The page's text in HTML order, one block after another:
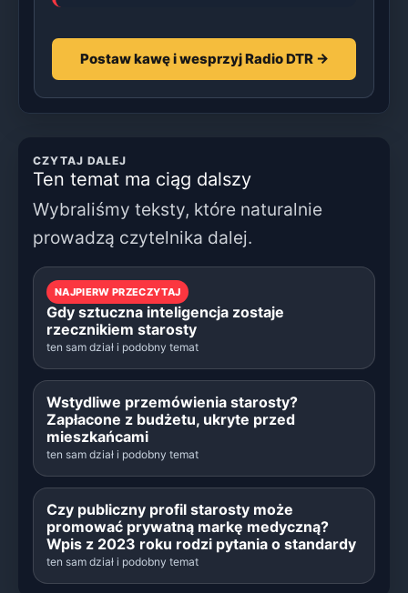
Postaw kawę i wesprzyj Radio DTR →
CZYTAJ DALEJ
Ten temat ma ciąg dalszy
Wybraliśmy teksty, które naturalnie
prowadzą czytelnika dalej.
NAJPIERW PRZECZYTAJ
Gdy sztuczna inteligencja zostaje
rzecznikiem starosty
ten sam dział i podobny temat
Wstydliwe przemówienia starosty?
Zapłacone z budżetu, ukryte przed
mieszkańcami
ten sam dział i podobny temat
Czy publiczny profil starosty może
promować prywatną markę medyczną?
Wpis z 2023 roku rodzi pytania o standardy
ten sam dział i podobny temat